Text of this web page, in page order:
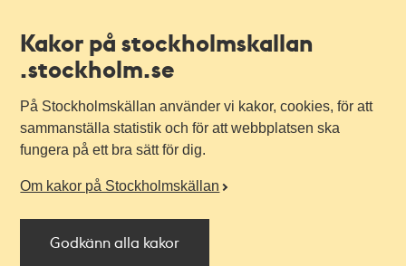
Kakor på stockholmskallan
.stockholm.se
På Stockholmskällan använder vi kakor, cookies, för att
sammanställa statistik och för att webbplatsen ska
fungera på ett bra sätt för dig.
Om kakor på Stockholmskällan
Godkänn alla kakor